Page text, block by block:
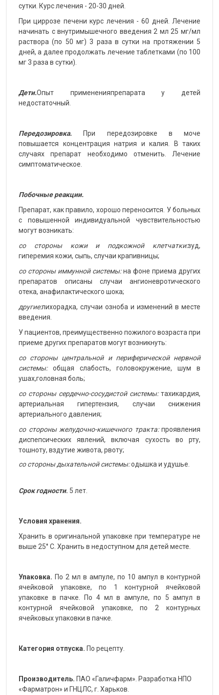
сутки. Курс лечения - 20-30 дней.
При циррозе печени курс лечения - 60 дней. Лечение
начинать с внутримышечного введения 2 мл 25 мг/мл
раствора (по 50 мг) 3 раза в сутки на протяжении 5
дней, а далее продолжать лечение таблетками (по 100
мг 3 раза в сутки).
Дети.Опыт примененияпрепарата у детей
недостаточный.
Передозировка. При передозировке в моче
повышается концентрация натрия и калия. В таких
случаях препарат необходимо отменить. Лечение
симптоматическое.
Побочные реакции.
Препарат, как правило, хорошо переносится. У больных
с повышенной индивидуальной чувствительностью
могут возникать:
со стороны кожи и подкожной клетчатки:зуд,
гиперемия кожи, сыпь, случаи крапивницы;
со стороны иммунной системы:на фоне приема других
препаратов описаны случаи ангионевротического
отека, анафилактического шока;
другие:лихорадка, случаи озноба и изменений в месте
введения.
У пациентов, преимущественно пожилого возраста при
приеме других препаратов могут возникнуть:
со стороны центральной и периферической нервной
системы:общая слабость, головокружение, шум в
ушах,головная боль;
со стороны сердечно-сосудистой системы:тахикардия,
артериальная гипертензия, случаи снижения
артериального давления;
со стороны желудочно-кишечного тракта:проявления
диспепсических явлений, включая сухость во рту,
тошноту, вздутие живота, рвоту;
со стороны дыхательной системы:одышка и удушье.
Срок годности. 5 лет.
Условия хранения.
Хранить в оригинальной упаковке при температуре не
выше 25° С. Хранить в недоступном для детей месте.
Упаковка. По 2 мл в ампуле, по 10 ампул в контурной
ячейковой упаковке, по 1 контурной ячейковой
упаковке в пачке. По 4 мл в ампуле, по 5 ампул в
контурной ячейковой упаковке, по 2 контурных
ячейковых упаковки в пачке.
Категория отпуска. По рецепту.
Производитель. ПАО «Галичфарм». Разработка НПО
«Фарматрон» и ГНЦЛС, г. Харьков.